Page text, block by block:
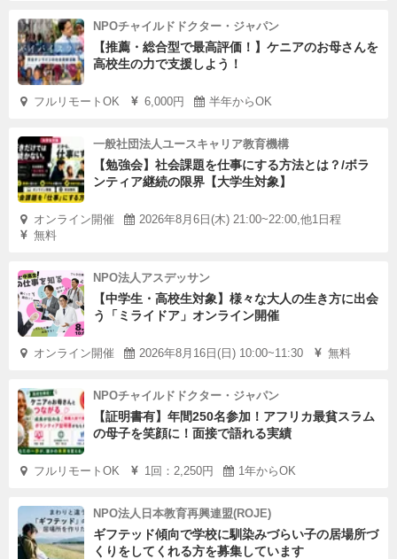
NPOチャイルドドクター・ジャパン
【推薦・総合型で最高評価！】ケニアのお母さんを
高校生の力で支援しよう！
フルリモートOK 6,000円 半年からOK
一般社団法人ユースキャリア教育機構
【勉強会】社会課題を仕事にする方法とは？/ボラ
ンティア継続の限界【大学生対象】
オンライン開催
2026年8月6日(木) 21:00~22:00,他1日程
無料
NPO法人アスデッサン
【中学生・高校生対象】様々な大人の生き方に出会
う「ミライドア」オンライン開催
オンライン開催 2026年8月16日(日) 10:00~11:30 無料
NPOチャイルドドクター・ジャパン
【証明書有】年間250名参加！アフリカ最貧スラム
の母子を笑顔に！面接で語れる実績
フルリモートOK 1回：2,250円 1年からOK
NPO法人日本教育再興連盟(ROJE)
ギフテッド傾向で学校に馴染みづらい子の居場所づ
くりをしてくれる方を募集しています